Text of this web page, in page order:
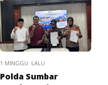
1 MINGGU LALU
Polda Sumbar